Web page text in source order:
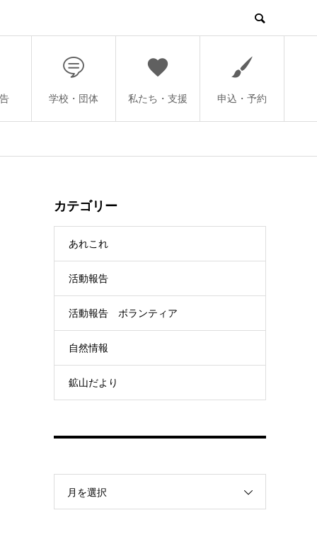
学校・団体 私たち・支援 申込・予約
カテゴリー
あれこれ
活動報告
活動報告 ボランティア
自然情報
鉱山だより
月を選択